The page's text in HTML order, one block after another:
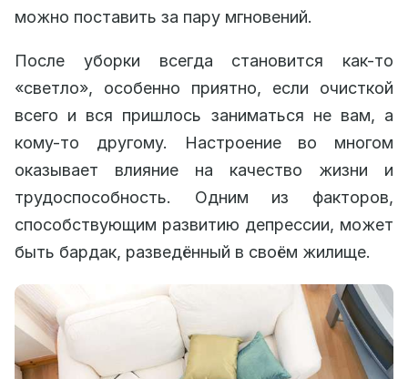
можно поставить за пару мгновений.
После уборки всегда становится как-то
«светло», особенно приятно, если очисткой
всего и вся пришлось заниматься не вам, а
кому-то другому. Настроение во многом
оказывает влияние на качество жизни и
трудоспособность. Одним из факторов,
способствующим развитию депрессии, может
быть бардак, разведённый в своём жилище.